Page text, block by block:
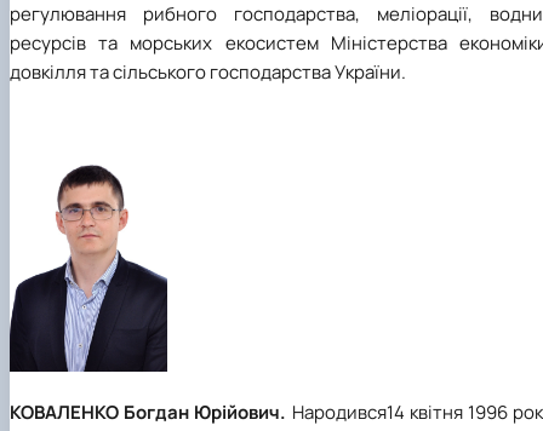
регулювання рибного господарства, меліорації,
ресурсів та морських екосистем Міністерства
довкілля та сільського господарства України.
КОВАЛЕНКО Богдан Юрійович. Народився14 квітня 1996